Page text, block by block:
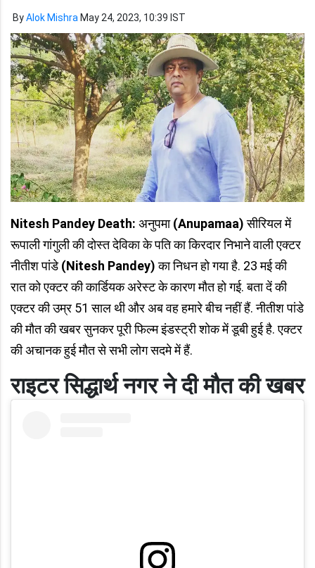
ByAlok Mishra May 24, 2023, 10:39 IST
Nitesh Pandey Death: अनुपमा(Anupamaa)सीरियल में
रूपाली गांगुली की दोस्त देविका के पति का किरदार निभाने वाली एक्टर
नीतीश पांडे(Nitesh Pandey)का निधन हो गया है. 23 मई की
रात को एक्टर की कार्डियक अरेस्ट के कारण मौत हो गई. बता दें की
एक्टर की उम्र 51 साल थी और अब वह हमारे बीच नहीं हैं. नीतीश पांडे
की मौत की खबर सुनकर पूरी फिल्म इंडस्ट्री शोक में डूबी हुई है. एक्टर
की अचानक हुई मौत से सभी लोग सदमे में हैं.
राइटर सिद्धार्थ नगर ने दी मौत की खबर